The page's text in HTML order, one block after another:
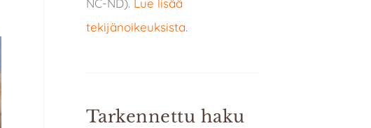
NC-ND). Lue lisää
tekijänoikeuksista.
Tarkennettu haku